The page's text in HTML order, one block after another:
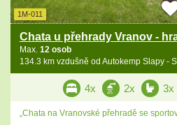
1M-011
Chata u přehrady Vranov -
Max. 12 osob
134.3 km vzdušně od Autokemp Slapy -
4x 2x 3x
„Chata na Vranovské přehradě se